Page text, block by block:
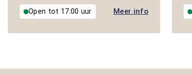
Open tot 17:00 uur Meer info